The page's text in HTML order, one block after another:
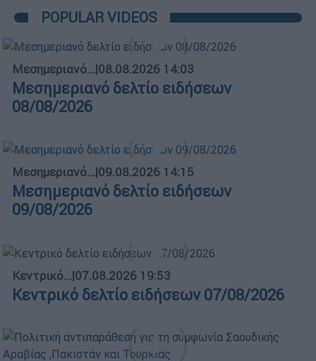
POPULAR VIDEOS
Μεσημεριανό...|08.08.2026 14:03
Μεσημεριανό δελτίο ειδήσεων
08/08/2026
Μεσημεριανό...|09.08.2026 14:15
Μεσημεριανό δελτίο ειδήσεων
09/08/2026
Κεντρικό...|07.08.2026 19:53
Κεντρικό δελτίο ειδήσεων 07/08/2026